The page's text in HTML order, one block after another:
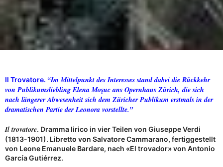
Il Trovatore. “Im Mittelpunkt des Interesses stand dabei die Rückkehr
von PublikumslieblingElena Moşucans Opernhaus Zürich, die sich
nach längerer Abwesenheit sich dem Züricher Publikum erstmals in der
dramatischen Partie der Leonora vorstellte.”
Il trovatore. Dramma lirico in vier Teilen von Giuseppe Verdi
(1813-1901). Libretto von Salvatore Cammarano, fertiggestellt
von Leone Emanuele Bardare, nach «El trovador» von Antonio
García Gutiérrez.